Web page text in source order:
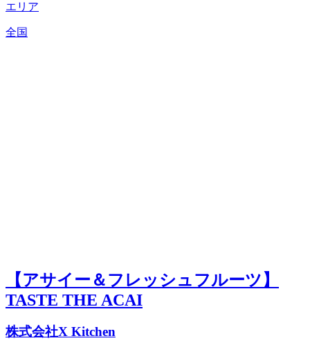
エリア
全国
【アサイー＆フレッシュフルーツ】
TASTE THE ACAI
株式会社X Kitchen